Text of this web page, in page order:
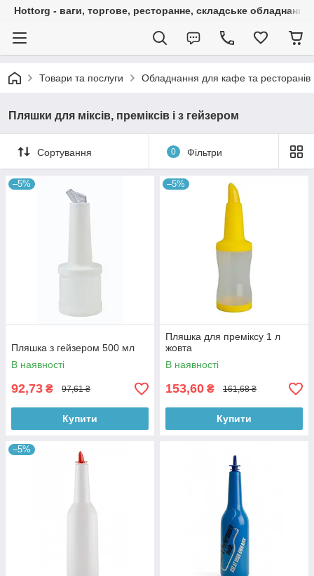
Hottorg - ваги, торгове, ресторанне, складське обладнання
Товари та послуги Обладнання для кафе та ресторанів
Пляшки для міксів, преміксів і з гейзером
Сортування 0 Фільтри
–5%
Пляшка з гейзером 500 мл
В наявності
92,73 ₴ 97,61 ₴
Купити
–5%
Пляшка для преміксу 1 л
жовта
В наявності
153,60 ₴ 161,68 ₴
Купити
–5%